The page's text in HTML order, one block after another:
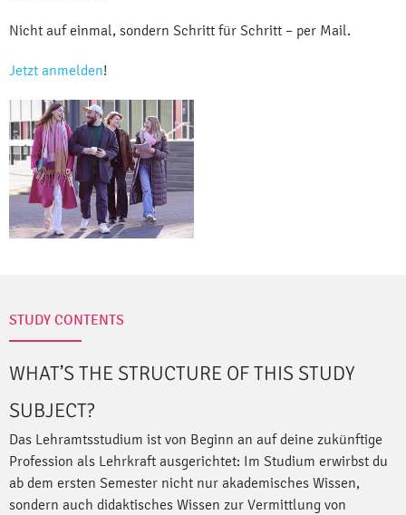
Nicht auf einmal, sondern Schritt für Schritt – per Mail.
Jetzt anmelden!
STUDY CONTENTS
WHAT’S THE STRUCTURE OF THIS STUDY
SUBJECT?
Das Lehramtsstudium ist von Beginn an auf deine zukünftige
Profession als Lehrkraft ausgerichtet: Im Studium erwirbst du
ab dem ersten Semester nicht nur akademisches Wissen,
sondern auch didaktisches Wissen zur Vermittlung von